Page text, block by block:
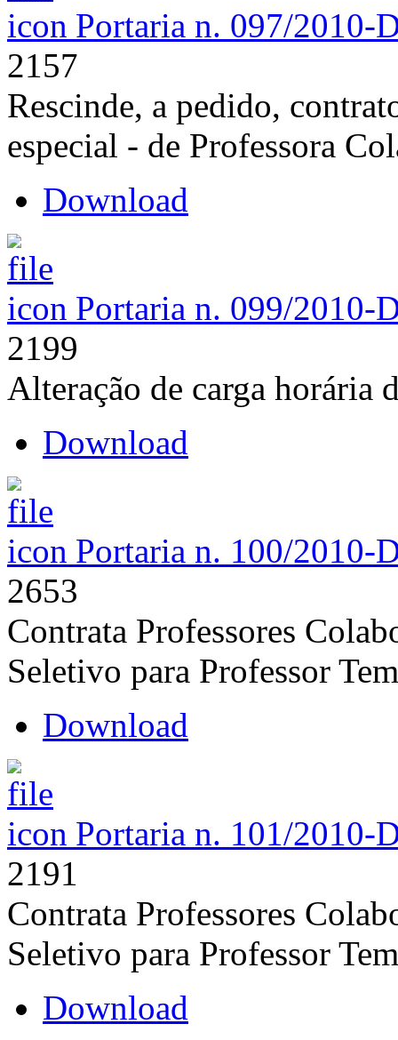
Portaria n. 097/2010-
2157
Rescinde, a pedido,
especial - de Professora
Download
Portaria n. 099/2010-
2199
Alteração de carga horária
Download
Portaria n. 100/2010-
2653
Contrata Professores
Seletivo para Professor
Download
Portaria n. 101/2010-
2191
Contrata Professores
Seletivo para Professor
Download